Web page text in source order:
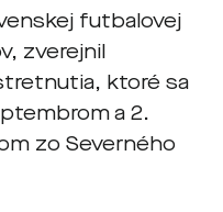
futbalovej
zverejnil
ktoré sa
a 2.
zo Severného